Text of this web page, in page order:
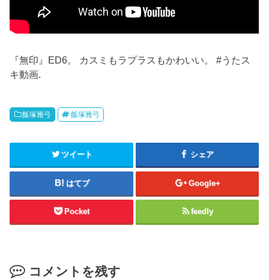
『無印』ED6。 カスミもラプラスもかわいい。 #うたス
キ動画.
飯塚雅弓 飯塚雅弓
ツイート シェア
はてブ Google+
Pocket feedly
コメントを残す